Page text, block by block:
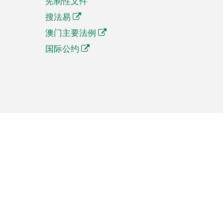
搜法易
澳门主要法例
国际公约